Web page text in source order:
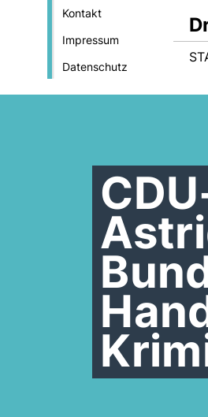
Kontakt
Impressum
Datenschutz